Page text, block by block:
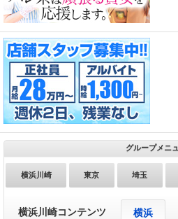
グループメニ
横浜川崎 東京 埼玉
横浜川崎コンテンツ 横浜